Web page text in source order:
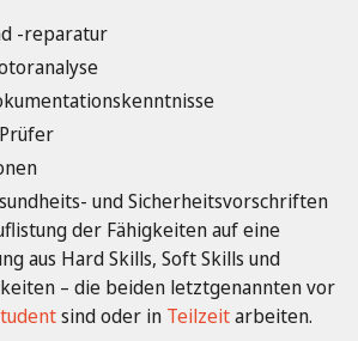
-reparatur
und Sicherheitsvorschriften
der Fähigkeiten auf eine
aus Hard Skills, Soft Skills und
– die beiden letztgenannten vor
sind oder in Teilzeitarbeiten.